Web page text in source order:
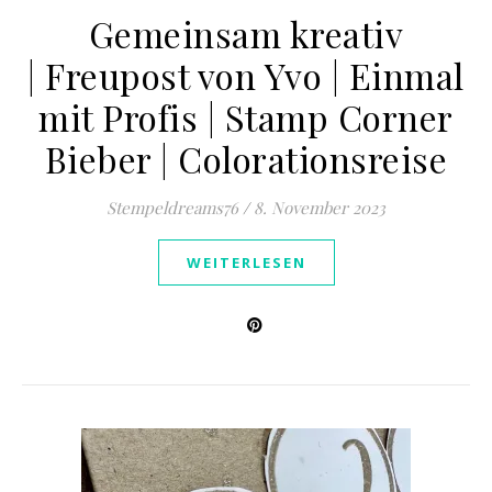
Gemeinsam kreativ
| Freupost von Yvo | Einmal
mit Profis | Stamp Corner
Bieber | Colorationsreise
Stempeldreams76 / 8. November 2023
WEITERLESEN